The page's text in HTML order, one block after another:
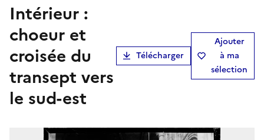
Intérieur :
choeur et
croisée du
transept vers
le sud-est
Télécharger
Ajouter
à ma
sélection